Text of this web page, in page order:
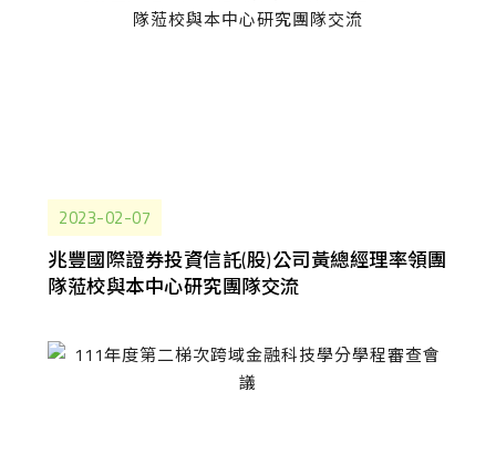
2023-02-07
兆豐國際證券投資信託(股)公司黃總經理率領團
隊蒞校與本中心研究團隊交流